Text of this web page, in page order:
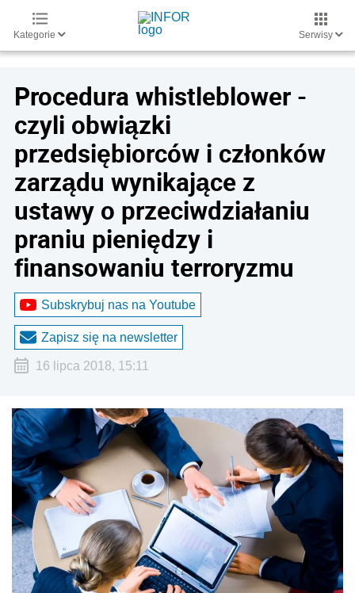
Kategorie Serwisy
Procedura whistleblower -
czyli obwiązki
przedsiębiorców i członków
zarządu wynikające z
ustawy o przeciwdziałaniu
praniu pieniędzy i
finansowaniu terroryzmu
Subskrybuj nas na Youtube
Zapisz się na newsletter
16 lipca 2018, 15:11